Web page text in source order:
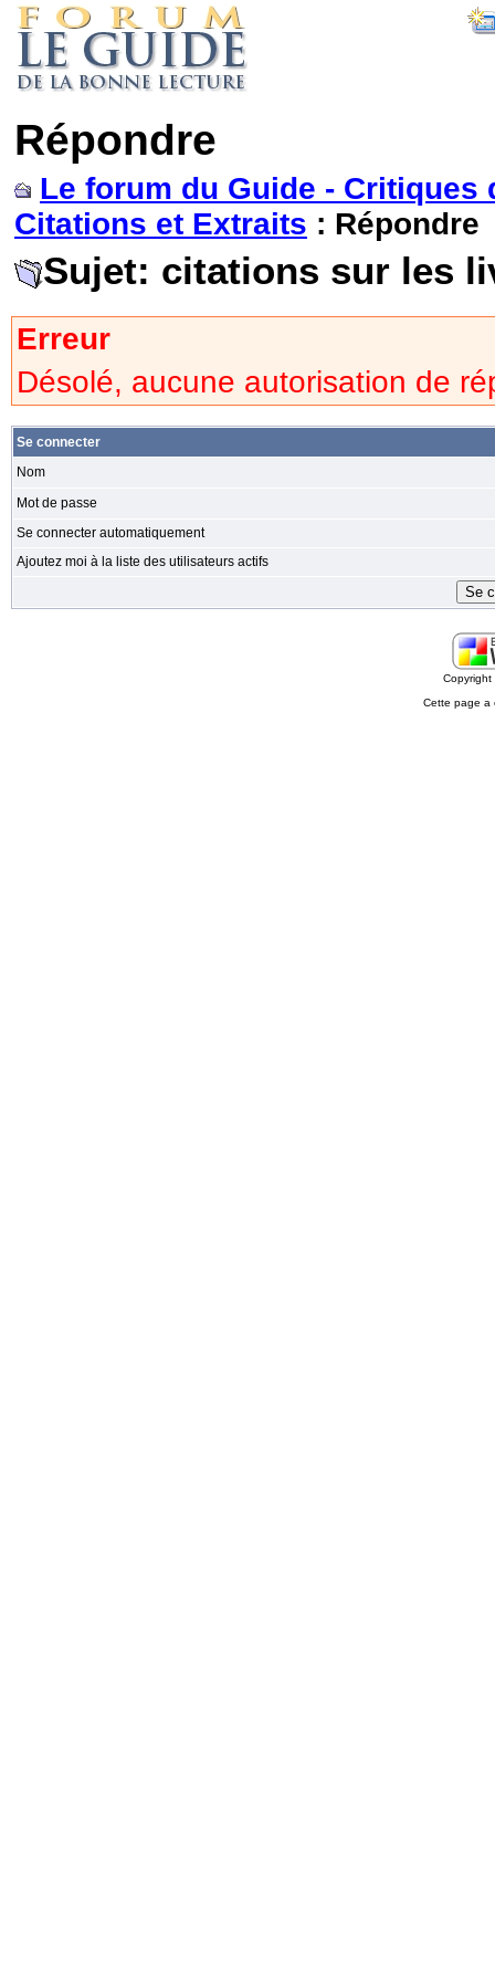
Répondre
Le forum du Guide - Critiques
Citations et Extraits : Répondre
Sujet: citations sur les
Erreur
Désolé, aucune autorisation de
Se connecter
Nom
Mot de passe
Se connecter automatiquement
Ajoutez moi à la liste des utilisateurs actifs
Cette page a